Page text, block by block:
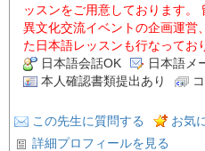
ッスンをご用意しております。
異文化交流イベントの企画運営
た日本語レッスンも行なってお
日本語会話OK
日本語メ
本人確認書類提出あり
この先生に質問する
お気
詳細プロフィールを見る